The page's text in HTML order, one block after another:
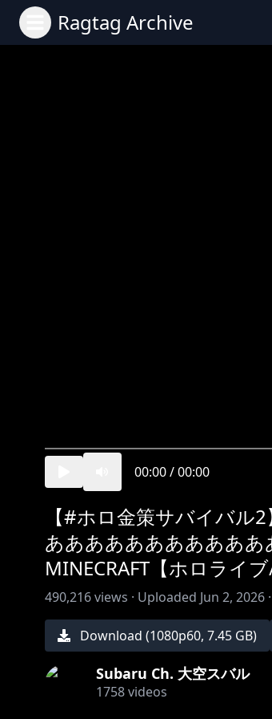
Ragtag Archive
00:00/00:00
【#ホロ金策サバイバル
あああああああああああ
MINECRAFT【ホロライ
490,216views · Uploaded Jun 2, 2026 ·
Download (1080p60, 7.45 GB)
Subaru Ch. 大空スバル
1758videos